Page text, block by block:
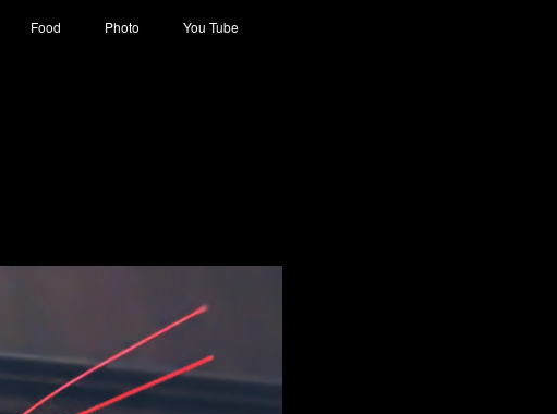
Food Photo You Tube